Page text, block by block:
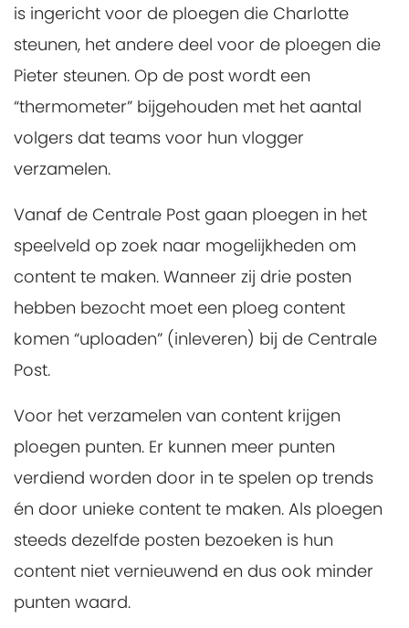
is ingericht voor de ploegen die Charlotte
steunen, het andere deel voor de ploegen die
Pieter steunen. Op de post wordt een
“thermometer” bijgehouden met het aantal
volgers dat teams voor hun vlogger
verzamelen.
Vanaf de Centrale Post gaan ploegen in het
speelveld op zoek naar mogelijkheden om
content te maken. Wanneer zij drie posten
hebben bezocht moet een ploeg content
komen “uploaden” (inleveren) bij de Centrale
Post.
Voor het verzamelen van content krijgen
ploegen punten. Er kunnen meer punten
verdiend worden door in te spelen op trends
én door unieke content te maken. Als ploegen
steeds dezelfde posten bezoeken is hun
content niet vernieuwend en dus ook minder
punten waard.